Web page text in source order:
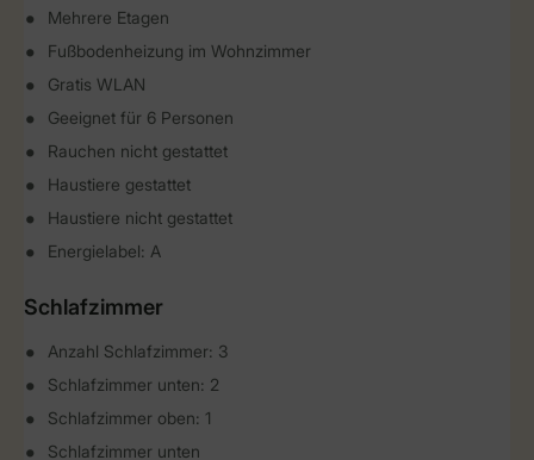
Mehrere Etagen
Fußbodenheizung im Wohnzimmer
Gratis WLAN
Geeignet für 6 Personen
Rauchen nicht gestattet
Haustiere gestattet
Haustiere nicht gestattet
Energielabel: A
Schlafzimmer
Anzahl Schlafzimmer: 3
Schlafzimmer unten: 2
Schlafzimmer oben: 1
Schlafzimmer unten